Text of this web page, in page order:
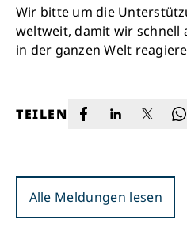
Wir bitte um die
weltweit, damit wir
in der ganzen Welt
TEILEN
Alle Meldungen lesen